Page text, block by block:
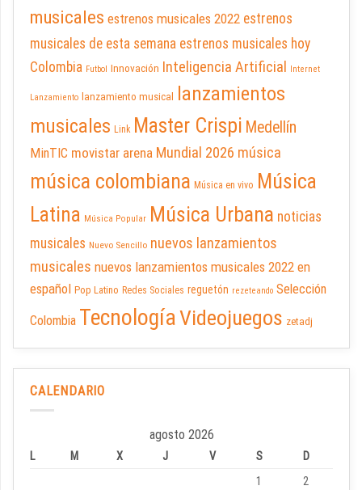
musicales estrenos musicales 2022 estrenos
musicales de esta semana estrenos musicales hoy
Colombia Futbol Innovación Inteligencia Artificial Internet
Lanzamiento lanzamiento musical
lanzamientos
musicales Link Master Crispi Medellín
MinTIC movistar arena Mundial 2026 música
música colombiana Música en vivo Música
Latina Música Popular Música Urbana noticias
musicales Nuevo Sencillo nuevos lanzamientos
musicales nuevos lanzamientos musicales 2022 en
español Pop Latino Redes Sociales reguetón rezeteando Selección
Colombia TecnologíaVideojuegos zetadj
CALENDARIO
agosto 2026
L M X J V S
D
1
2